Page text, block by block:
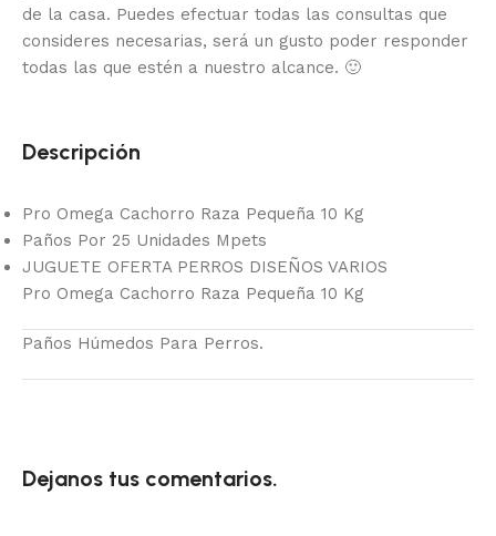
de la casa. Puedes efectuar todas las consultas que
consideres necesarias, será un gusto poder responder
todas las que estén a nuestro alcance. 🙂
Descripción
Pro Omega Cachorro Raza Pequeña 10 Kg
Paños Por 25 Unidades Mpets
JUGUETE OFERTA PERROS DISEÑOS VARIOS
Pro Omega Cachorro Raza Pequeña 10 Kg
Paños Húmedos Para Perros.
Dejanos tus comentarios.